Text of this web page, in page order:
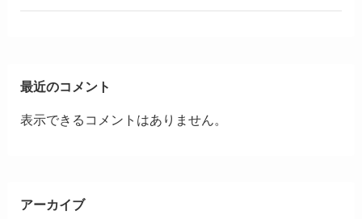
最近のコメント
表示できるコメントはありません。
アーカイブ